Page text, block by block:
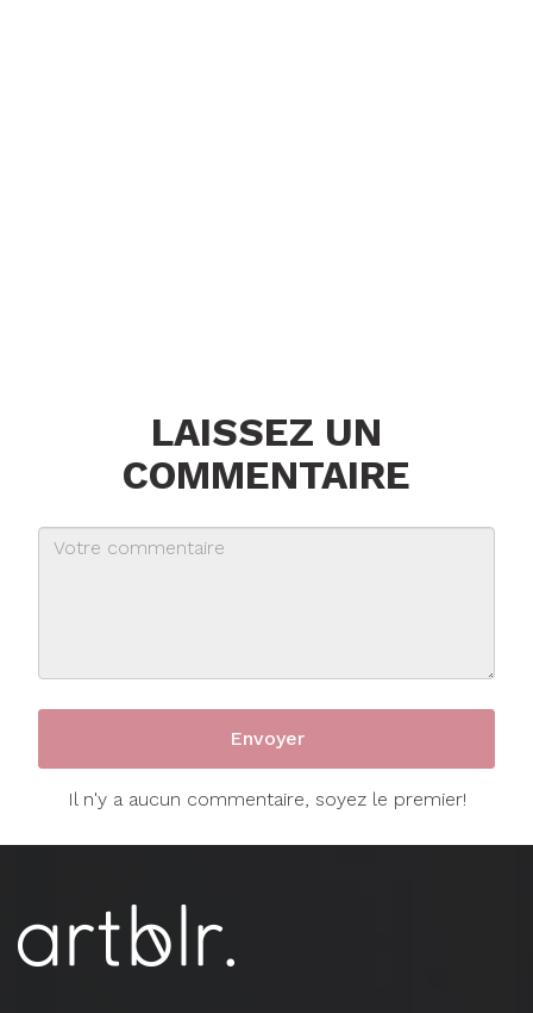
LAISSEZ UN
COMMENTAIRE
Il n'y a aucun commentaire, soyez le premier!